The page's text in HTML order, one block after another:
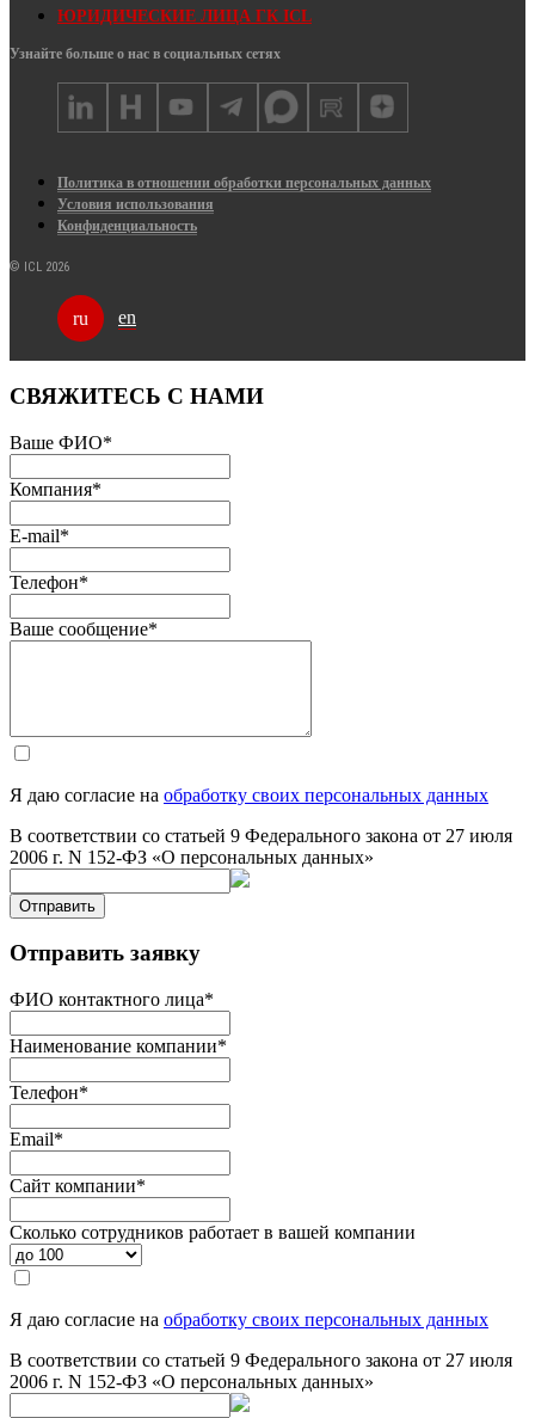
ЮРИДИЧЕСКИЕ ЛИЦА ГК ICL
Узнайте больше о нас в социальных сетях
Политика в отношении обработки персональных данных
Условия использования
Конфиденциальность
© ICL 2026
ru en
СВЯЖИТЕСЬ С НАМИ
Ваше ФИО*
Компания*
E-mail*
Телефон*
Ваше сообщение*
Я даю согласие на обработку своих персональных данных
В соответствии со статьей 9 Федерального закона от 27 июля
2006 г. N 152-ФЗ «О персональных данных»
Отправить
Отправить заявку
ФИО контактного лица*
Наименование компании*
Телефон*
Email*
Сайт компании*
Сколько сотрудников работает в вашей компании
Я даю согласие на обработку своих персональных данных
В соответствии со статьей 9 Федерального закона от 27 июля
2006 г. N 152-ФЗ «О персональных данных»